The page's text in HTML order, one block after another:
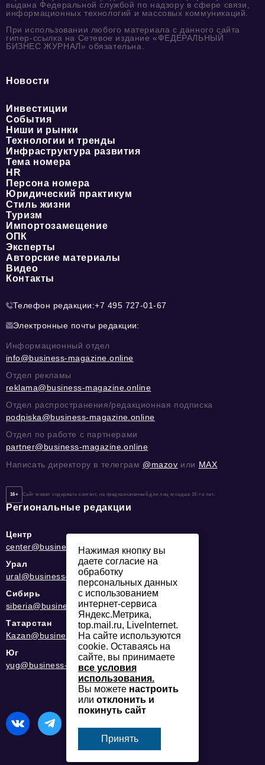
выдана Федеральной службой по надзору в сфере связи,
информационных технологий и массовых коммуникаций.
При использовании любого материала с данного сайта
гипер-ссылка на Сетевое издание «ФЕДЕРАЛЬНЫЙ
БИЗНЕС ЖУРНАЛ» обязательна.
Новости
Инвестиции
События
Ниши и рынки
Технологии и тренды
Инфраструктура развития
Тема номера
HR
Персона номера
Юридический практикум
Стиль жизни
Туризм
Импортозамещение
ОПК
Эксперты
Авторские материалы
Видео
Контакты
Телефон редакции:+7 495 727-01-67
Электронные почты редакции:
Информационный отдел
info@business-magazine.online
Отдел рекламы
reklama@business-magazine.online
Отдел распространения/редакционная подписка
podpiska@business-magazine.online
Отдел по работе с партнерами
partner@business-magazine.online
Написать директору в телеграм @mazov или MAX
16+ Сайт может содержать контент, не предназначенный для лиц младше 16-ти лет.
Региональные редакции
Центр
center@business-magazine.online
Урал
ural@business-magazine.online
Сибирь
siberia@business-magazine.online
Татарстан
Kazan@business-magazine.online
Юг
yug@business-magazine.online
Нажимая кнопку вы
даете согласие на
обработку
персональных данных
с использованием
интернет-сервиса
Яндекс.Метрика,
top.mail.ru, LiveInternet.
На сайте используются
cookie. Оставаясь на
сайте, вы принимаете
все условия
использования.
Вы можете настроить
или отклонить и
покинуть сайт
Принять